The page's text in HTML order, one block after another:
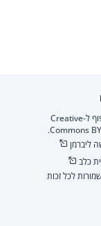
התוכן מוגש בכפוף ל-Creative
Commons
ליברמן
כלב
לכל זכות